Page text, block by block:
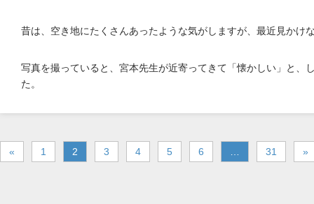
昔は、空き地にたくさんあったような気がしますが、最近見かけ
写真を撮っていると、宮本先生が近寄ってきて「懐かしい」と、
た。
« 1 2 3 4 5 6 31 »